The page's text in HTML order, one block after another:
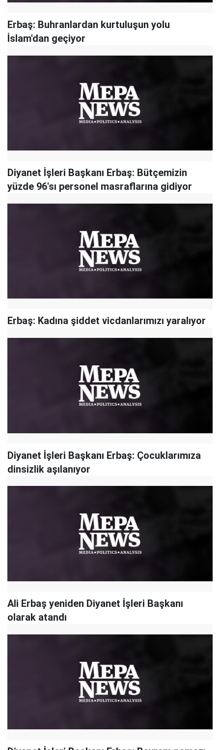
Erbaş: Buhranlardan kurtuluşun yolu
İslam'dan geçiyor
Diyanet İşleri Başkanı Erbaş: Bütçemizin
yüzde 96'sı personel masraflarına gidiyor
Erbaş: Kadına şiddet vicdanlarımızı yaralıyor
Diyanet İşleri Başkanı Erbaş: Çocuklarımıza
dinsizlik aşılanıyor
Ali Erbaş yeniden Diyanet İşleri Başkanı
olarak atandı